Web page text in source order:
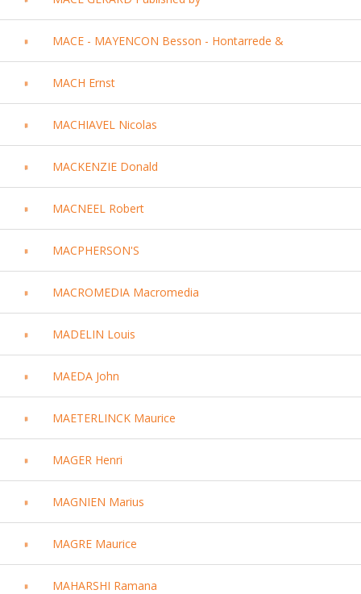
MACE - MAYENCON Besson - Hontarrede &
MACH Ernst
MACHIAVEL Nicolas
MACKENZIE Donald
MACNEEL Robert
MACPHERSON'S
MACROMEDIA Macromedia
MADELIN Louis
MAEDA John
MAETERLINCK Maurice
MAGER Henri
MAGNIEN Marius
MAGRE Maurice
MAHARSHI Ramana